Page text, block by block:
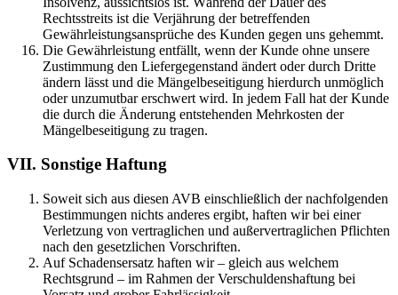
Rechtsstreits ist die Verjährung der betreffenden
Gewährleistungsansprüche des Kunden gegen uns gehemmt.
Die Gewährleistung entfällt, wenn der Kunde ohne unsere
Zustimmung den Liefergegenstand ändert oder durch Dritte
ändern lässt und die Mängelbeseitigung hierdurch unmöglich
oder unzumutbar erschwert wird. In jedem Fall hat der Kunde
die durch die Änderung entstehenden Mehrkosten der
Mängelbeseitigung zu tragen.
VII. Sonstige Haftung
Soweit sich aus diesen AVB einschließlich der nachfolgenden
Bestimmungen nichts anderes ergibt, haften wir bei einer
Verletzung von vertraglichen und außervertraglichen Pflichten
nach den gesetzlichen Vorschriften.
Auf Schadensersatz haften wir – gleich aus welchem
Rechtsgrund – im Rahmen der Verschuldenshaftung bei